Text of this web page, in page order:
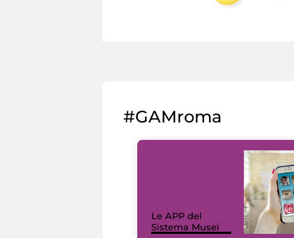
#GAMroma
Le APP del
Sistema Musei